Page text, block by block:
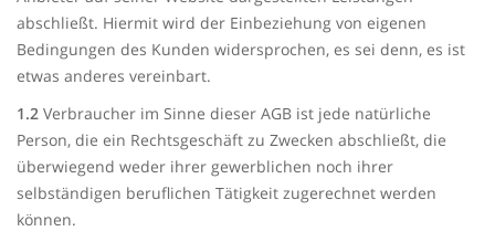
abschließt. Hiermit wird der Einbeziehung von eigenen
Bedingungen des Kunden widersprochen, es sei denn, es ist
etwas anderes vereinbart.
1.2 Verbraucher im Sinne dieser AGB ist jede natürliche
Person, die ein Rechtsgeschäft zu Zwecken abschließt, die
überwiegend weder ihrer gewerblichen noch ihrer
selbständigen beruflichen Tätigkeit zugerechnet werden
können.